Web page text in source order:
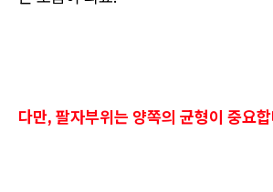
다만, 팔자부위는 양쪽의 균형이 중요